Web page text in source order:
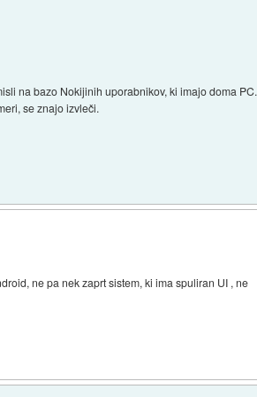
na bazo Nokijinih uporabnikov, ki imajo doma PC.
se znajo izvleči.
ne pa nek zaprt sistem, ki ima spuliran UI , ne